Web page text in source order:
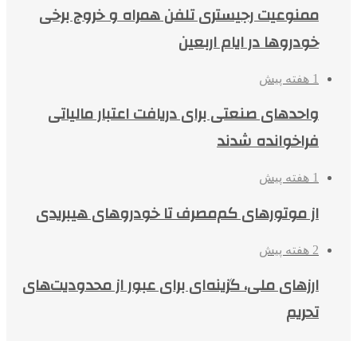
ممنوعیت رجیستری تلفن همراه و خروج برخی
خودروها در ایام اربعین
1 هفته پیش
واحدهای صنعتی برای دریافت اعتبار مالیاتی
فراخوانده شدند
1 هفته پیش
از موتورهای کم‌مصرف تا خودروهای هیبریدی
2 هفته پیش
ارزهای ملی، گزینه‌ای برای عبور از محدودیت‌های
تحریم